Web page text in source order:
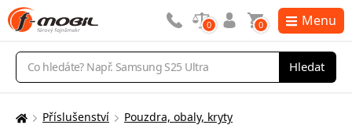
Vyhledávání
Hledat
0 0 Menu
Zde
Příslušenství Pouzdra, obaly, kryty